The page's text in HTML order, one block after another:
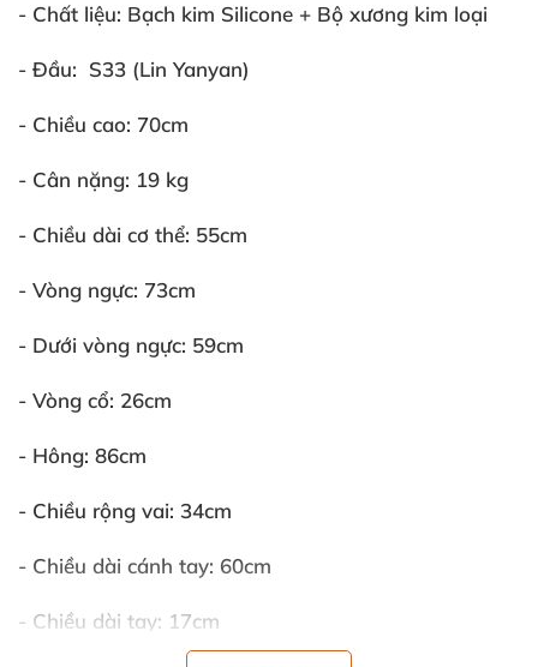
- Chất liệu: Bạch kim Silicone + Bộ xương kim loại
- Đầu: S33 (Lin Yanyan)
- Chiều cao: 70cm
- Cân nặng: 19 kg
- Chiều dài cơ thể: 55cm
- Vòng ngực: 73cm
- Dưới vòng ngực: 59cm
- Vòng cổ: 26cm
- Hông: 86cm
- Chiều rộng vai: 34cm
- Chiều dài cánh tay: 60cm
- Chiều dài tay: 17cm